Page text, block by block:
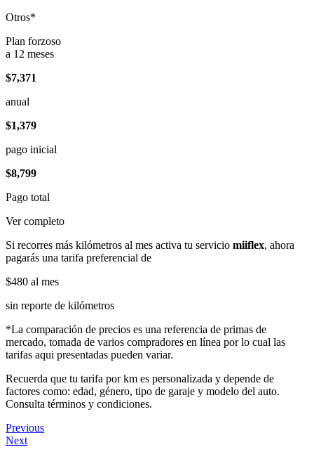
Otros*
Plan forzoso
a 12 meses
$7,371
anual
$1,379
pago inicial
$8,799
Pago total
Ver completo
Si recorres más kilómetros al mes activa tu servicio miiflex, ahora
pagarás una tarifa preferencial de
$480 al mes
sin reporte de kilómetros
*La comparación de precios es una referencia de primas de
mercado, tomada de varios compradores en línea por lo cual las
tarifas aqui presentadas pueden variar.
Recuerda que tu tarifa por km es personalizada y depende de
factores como: edad, género, tipo de garaje y modelo del auto.
Consulta términos y condiciones.
Previous
Next